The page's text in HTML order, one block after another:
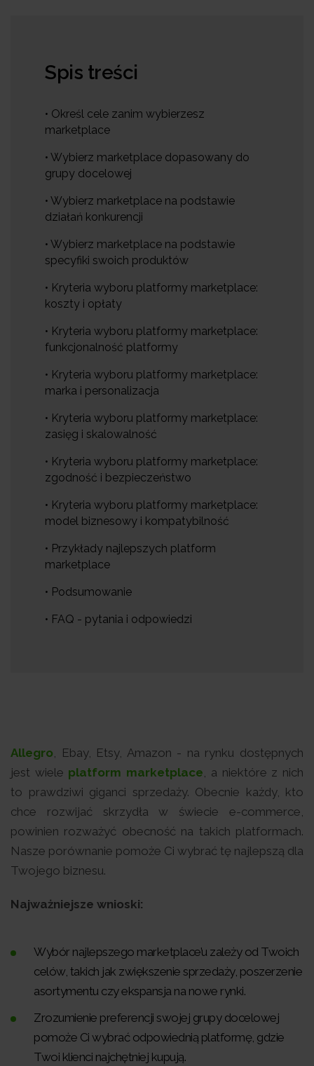
Spis treści
• Określ cele zanim wybierzesz
marketplace
• Wybierz marketplace dopasowany do
grupy docelowej
• Wybierz marketplace na podstawie
działań konkurencji
• Wybierz marketplace na podstawie
specyfiki swoich produktów
• Kryteria wyboru platformy marketplace:
koszty i opłaty
• Kryteria wyboru platformy marketplace:
funkcjonalność platformy
• Kryteria wyboru platformy marketplace:
marka i personalizacja
• Kryteria wyboru platformy marketplace:
zasięg i skalowalność
• Kryteria wyboru platformy marketplace:
zgodność i bezpieczeństwo
• Kryteria wyboru platformy marketplace:
model biznesowy i kompatybilność
• Przykłady najlepszych platform
marketplace
• Podsumowanie
• FAQ - pytania i odpowiedzi
Allegro , Ebay, Etsy, Amazon - na rynku dostępnych
jest wiele platform marketplace , a niektóre z nich
to prawdziwi giganci sprzedaży. Obecnie każdy, kto
chce rozwijać skrzydła w świecie e-commerce,
powinien rozważyć obecność na takich platformach.
Nasze porównanie pomoże Ci wybrać tę najlepszą dla
Twojego biznesu.
Najważniejsze wnioski:
Wybór najlepszego marketplace’u zależy od Twoich
celów, takich jak zwiększenie sprzedaży, poszerzenie
asortymentu czy ekspansja na nowe rynki.
Zrozumienie preferencji swojej grupy docelowej
pomoże Ci wybrać odpowiednią platformę, gdzie
Twoi klienci najchętniej kupują.